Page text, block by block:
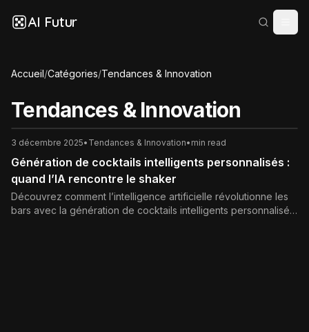
AI Futur
Accueil/Catégories/Tendances & Innovation
Tendances & Innovation
3 décembre 2025• Tendances & Innovation• min read
Génération de cocktails intelligents personnalisés :
quand l’IA rencontre le shaker
Découvrez comment l’intelligence artificielle révolutionne les
bars avec la génération de cocktails intelligents personnalisés